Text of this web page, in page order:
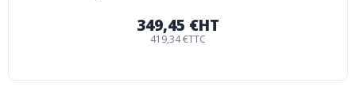
349,45 €HT
419,34 €TTC